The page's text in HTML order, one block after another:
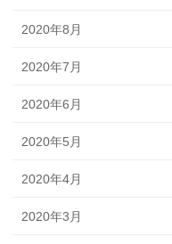
2020年8月
2020年7月
2020年6月
2020年5月
2020年4月
2020年3月